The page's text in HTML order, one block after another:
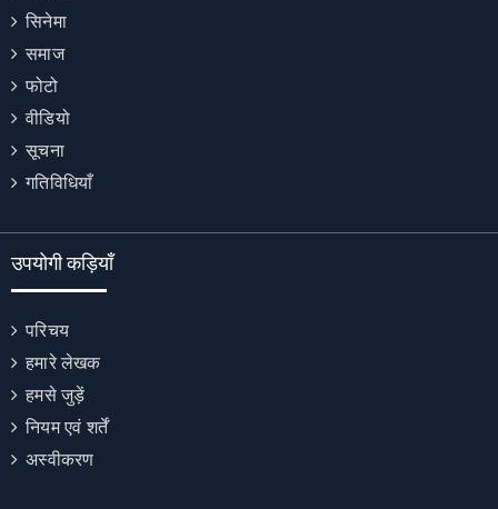
सिनेमा
समाज
फोटो
वीडियो
सूचना
गतिविधियाँ
उपयोगी कड़ियाँ
परिचय
हमारे लेखक
हमसे जुड़ें
नियम एवं शर्तें
अस्वीकरण